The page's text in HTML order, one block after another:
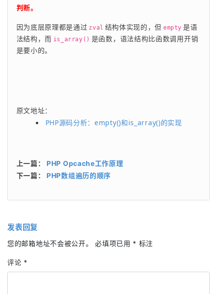
判断。
因为底层原理都是通过 zval 结构体实现的，但 empty 是语
法结构，而 is_array() 是函数，语法结构比函数调用开销
是要小的。
原文地址：
PHP源码分析：empty()和is_array()的实现
上一篇： PHP Opcache工作原理
下一篇： PHP数组遍历的顺序
发表回复
您的邮箱地址不会被公开。 必填项已用 * 标注
评论 *